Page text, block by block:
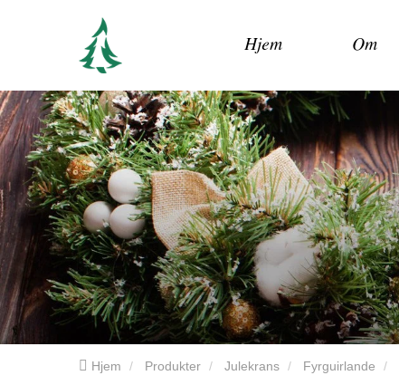
Hjem Om
Hjem Produkter Julekrans Fyrguirlande